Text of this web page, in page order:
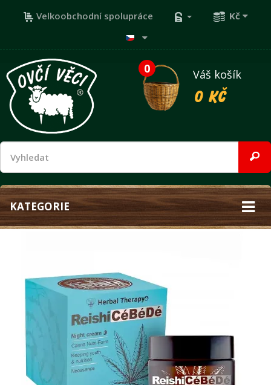
Velkoobchodní spolupráce Kč
0
Váš košík
0 Kč
KATEGORIE